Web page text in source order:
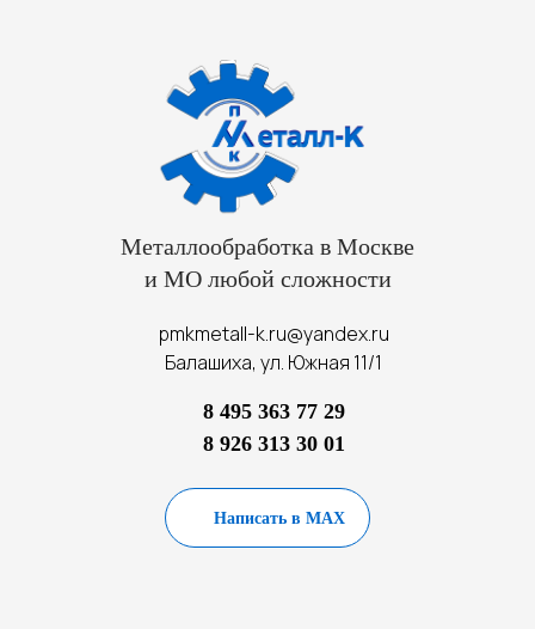
Металлообработка в Москве
и МО любой сложности
pmkmetall-k.ru@yandex.ru
Балашиха, ул. Южная 11/1
8 495 363 77 29
8 926 313 30 01
Написать в MAX